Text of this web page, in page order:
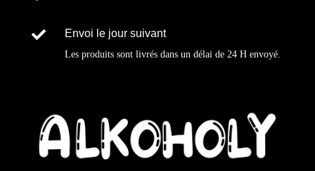
 Envoi le jour suivant
Les produits sont livrés dans un délai de 24 H envoyé.